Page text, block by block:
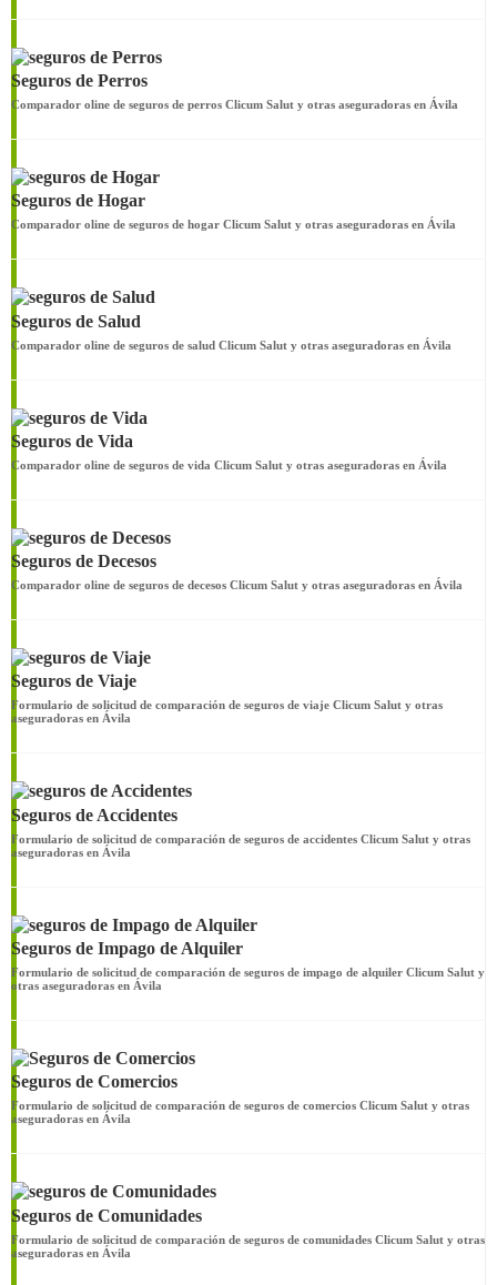
Seguros de Perros
Comparador oline de seguros de perros Clicum Salut y otras aseguradoras en Ávila
Seguros de Hogar
Comparador oline de seguros de hogar Clicum Salut y otras aseguradoras en Ávila
Seguros de Salud
Comparador oline de seguros de salud Clicum Salut y otras aseguradoras en Ávila
Seguros de Vida
Comparador oline de seguros de vida Clicum Salut y otras aseguradoras en Ávila
Seguros de Decesos
Comparador oline de seguros de decesos Clicum Salut y otras aseguradoras en Ávila
Seguros de Viaje
Formulario de solicitud de comparación de seguros de viaje Clicum Salut y otras
aseguradoras en Ávila
Seguros de Accidentes
Formulario de solicitud de comparación de seguros de accidentes Clicum Salut y otras
aseguradoras en Ávila
Seguros de Impago de Alquiler
Formulario de solicitud de comparación de seguros de impago de alquiler Clicum Salut y
otras aseguradoras en Ávila
Seguros de Comercios
Formulario de solicitud de comparación de seguros de comercios Clicum Salut y otras
aseguradoras en Ávila
Seguros de Comunidades
Formulario de solicitud de comparación de seguros de comunidades Clicum Salut y otras
aseguradoras en Ávila